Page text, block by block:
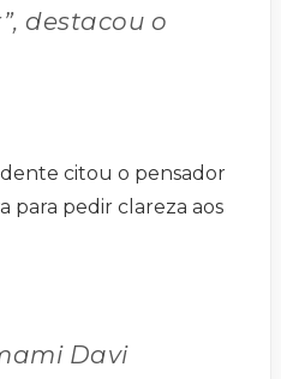
destacou o
citou o pensador
para pedir clareza aos
Davi